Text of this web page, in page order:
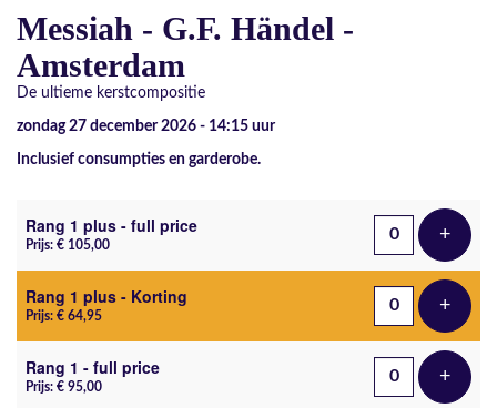
Messiah - G.F. Händel -
Amsterdam
De ultieme kerstcompositie
zondag 27 december 2026 - 14:15 uur
Inclusief consumpties en garderobe.
Rang 1 plus - full price
Prijs: € 105,00 +Voeg
Rang 1 plus - Korting
Prijs: € 64,95 +Voeg
Rang 1 - full price
Prijs: € 95,00 +Voeg